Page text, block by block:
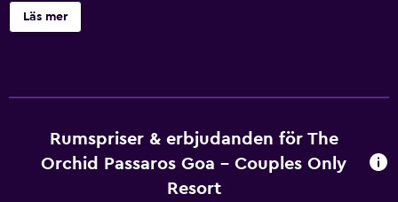
erbjuds kemtvätt, tvättmöjligheter och dygnet runt-
öppen reception. The Orchid Passaros Goa - Couples Only
har rummen takfläkt och mörkläggningsgardiner.
Strykjärn/strykbräda och hårtork kan fås på begäran.
Läs mer
Rumspriser & erbjudanden för The
Orchid Passaros Goa - Couples Only
Resort